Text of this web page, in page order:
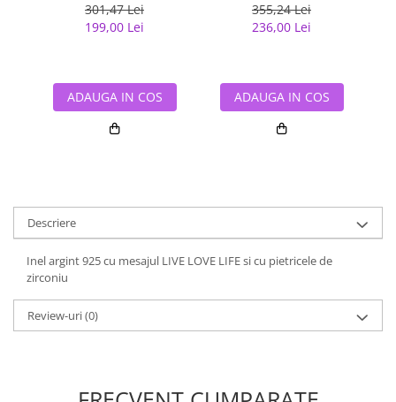
301,47 Lei
199,00 Lei
ADAUGA IN COS
355,24 Lei
236,00 Lei
ADAUGA IN COS
Descriere
Inel argint 925 cu mesajul LIVE LOVE LIFE si cu pietricele de
zirconiu
Review-uri(0)